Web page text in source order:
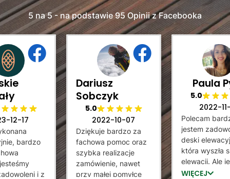
5 na 5 - na podstawie 95 Opinii z Facebooka
12-17
bardzo
i z
Dariusz
Sobczyk
5.0
2022-10-07
Dziękuje bardzo za
fachowa pomoc oraz
szybka realizacje
zamówienie, nawet
przy małej pomyłce
Paula
5.0
2022-
Polecam
jestem
deski
która wyszła
elewacji. Ale
tez bardzo
WIĘCEJ